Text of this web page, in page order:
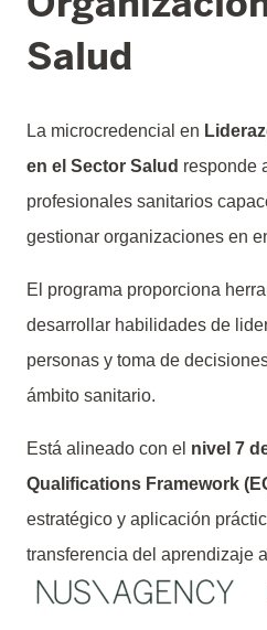
Salud
La microcredencial en
en el Sector Salud responde
profesionales sanitarios
gestionar organizaciones en
El programa proporciona
desarrollar habilidades de
personas y toma de
ámbito sanitario.
Está alineado con el nivel 7
Qualifications Framework
estratégico y aplicación
transferencia del aprendizaje